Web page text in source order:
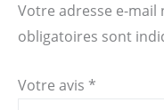
Votre adresse e-mail
obligatoires sont
Votre avis *